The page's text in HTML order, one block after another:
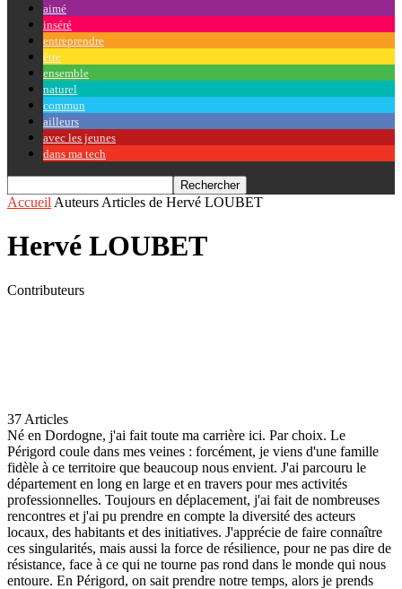
aimé
inséré
entreprendre
être
ensemble
naturel
commun
ailleurs
avec les jeunes
dans ma tech
Accueil Auteurs Articles de Hervé LOUBET
Hervé LOUBET
Contributeurs
37 Articles
Né en Dordogne, j'ai fait toute ma carrière ici. Par choix. Le
Périgord coule dans mes veines : forcément, je viens d'une famille
fidèle à ce territoire que beaucoup nous envient. J'ai parcouru le
département en long en large et en travers pour mes activités
professionnelles. Toujours en déplacement, j'ai fait de nombreuses
rencontres et j'ai pu prendre en compte la diversité des acteurs
locaux, des habitants et des initiatives. J'apprécie de faire connaître
ces singularités, mais aussi la force de résilience, pour ne pas dire de
résistance, face à ce qui ne tourne pas rond dans le monde qui nous
entoure. En Périgord, on sait prendre notre temps, alors je prends